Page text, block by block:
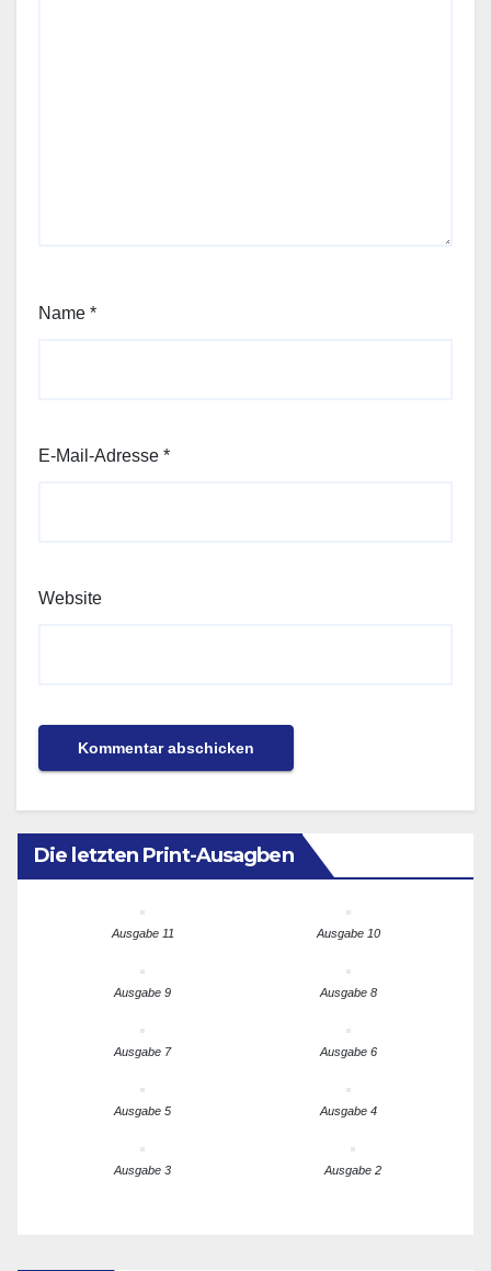
Name *
E-Mail-Adresse *
Website
Die letzten Print-Ausagben
Ausgabe 11 Ausgabe 10
Ausgabe 9 Ausgabe 8
Ausgabe 7 Ausgabe 6
Ausgabe 5 Ausgabe 4
Ausgabe 3 Ausgabe 2